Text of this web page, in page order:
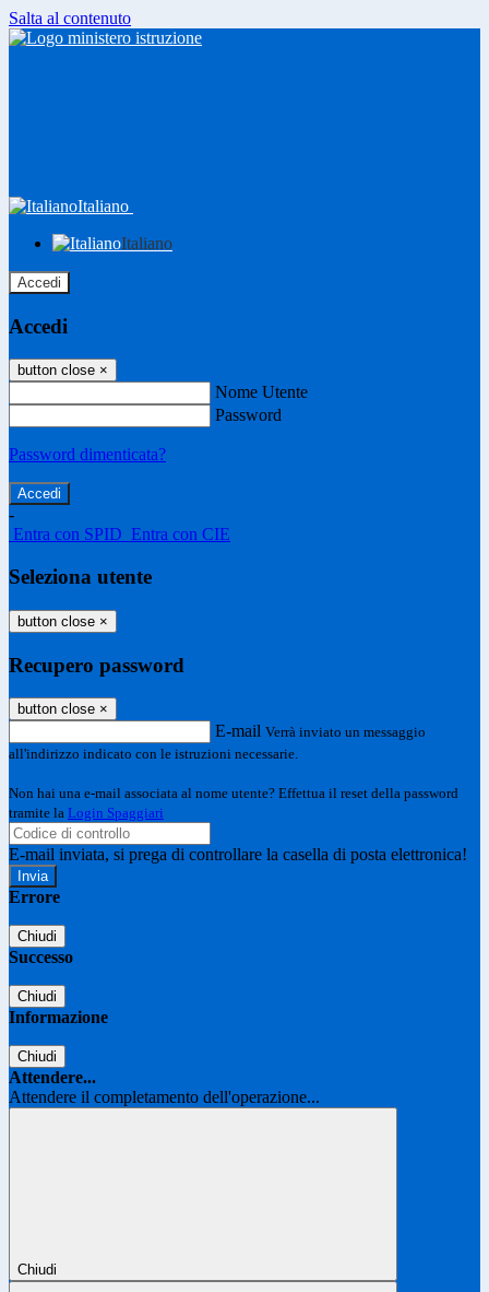
Salta al contenuto
Italiano
Italiano
Accedi
Accedi
button close ×
Nome Utente
Password
Password dimenticata?
-
Entra con SPID Entra con CIE
Seleziona utente
button close ×
Recupero password
button close ×
E-mail Verrà inviato un messaggio
all'indirizzo indicato con le istruzioni necessarie.
Non hai una e-mail associata al nome utente? Effettua il reset della password
tramite la Login Spaggiari
E-mail inviata, si prega di controllare la casella di posta elettronica!
Errore
Chiudi
Successo
Chiudi
Informazione
Chiudi
Attendere...
Attendere il completamento dell'operazione...
Chiudi